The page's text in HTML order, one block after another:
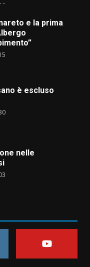
e la prima
è escluso
nelle
cittadini di